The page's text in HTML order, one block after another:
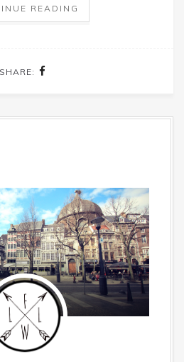
READING
SHARE: